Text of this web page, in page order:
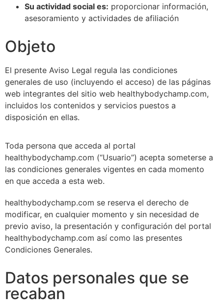
Su actividad social es: proporcionar información,
asesoramiento y actividades de afiliación
Objeto
El presente Aviso Legal regula las condiciones
generales de uso (incluyendo el acceso) de las páginas
web integrantes del sitio web healthybodychamp.com,
incluidos los contenidos y servicios puestos a
disposición en ellas.
Toda persona que acceda al portal
healthybodychamp.com (“Usuario”) acepta someterse a
las condiciones generales vigentes en cada momento
en que acceda a esta web.
healthybodychamp.com se reserva el derecho de
modificar, en cualquier momento y sin necesidad de
previo aviso, la presentación y configuración del portal
healthybodychamp.com así como las presentes
Condiciones Generales.
Datos personales que se
recaban